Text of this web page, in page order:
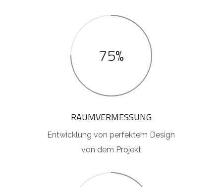
75%
RAUMVERMESSUNG
Entwicklung von perfektem Design
von dem Projekt